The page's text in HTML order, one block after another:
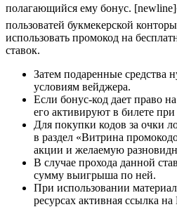
полагающийся ему бонус.
пользоватей букмекерской
использовать промокод на
ставок.
Затем подаренные средства
условиям вейджера.
Если бонус-код дает право
его активируют в билете
Для покупки кодов за очки
в раздел «Витрина
акции и желаемую
В случае прохода данной
сумму выигрыша по ней.
При использовании
ресурсах активная ссылка на